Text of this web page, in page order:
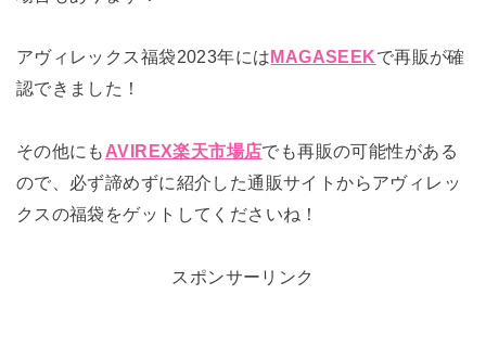
アヴィレックス福袋2023年には MAGASEEKで再販が確
認できました！
その他にも AVIREX楽天市場店でも再販の可能性がある
ので、必ず諦めずに紹介した通販サイトからアヴィレッ
クスの福袋をゲットしてくださいね！
スポンサーリンク